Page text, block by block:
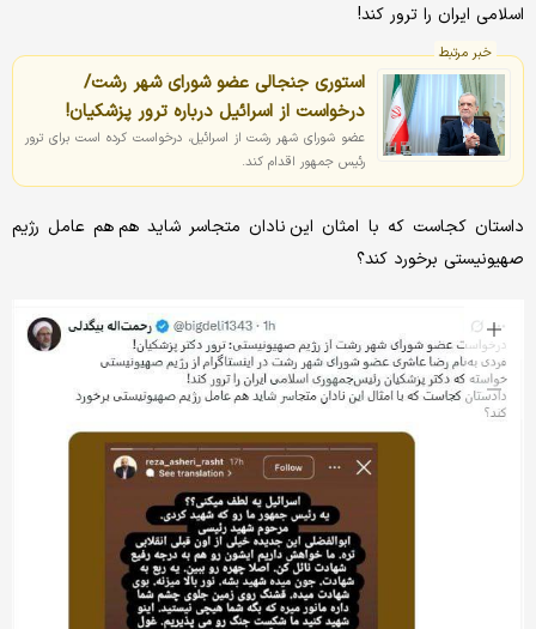
اسلامی ایران را ترور کند!
خبر مرتبط
استوری جنجالی عضو شورای شهر رشت/
درخواست از اسرائیل درباره ترور پزشکیان!
عضو شورای شهر رشت از اسرائیل، درخواست کرده است برای ترور
رئیس جمهور اقدام کند.
داستان کجاست که با امثان این نادان متجاسر شاید هم هم عامل رژیم
صهیونیستی برخورد کند؟